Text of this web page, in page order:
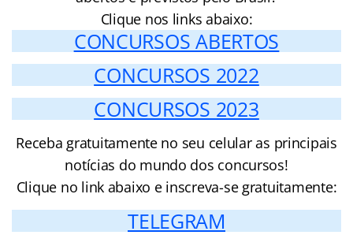
Clique nos links abaixo:
CONCURSOS ABERTOS
CONCURSOS 2022
CONCURSOS 2023
Receba gratuitamente no seu celular as principais
notícias do mundo dos concursos!
Clique no link abaixo e inscreva-se gratuitamente:
TELEGRAM